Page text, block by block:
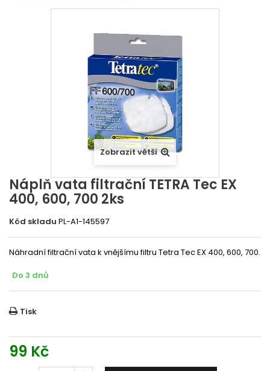
Zobrazit větší
Náplň vata filtrační TETRA Tec EX
400, 600, 700 2ks
Kód skladu PL-A1-145597
Náhradní filtrační vata k vnějšímu filtru Tetra Tec EX 400, 600, 700.
Do 3 dnů
Tisk
99 Kč